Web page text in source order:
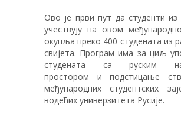
Ово је први пут да студенти из
учествују на овом
окупља преко 400 студената из
свијета. Програм има за циљ
студената са руским
простором и подстицање
међународних студентских
водећих универзитета Русије.